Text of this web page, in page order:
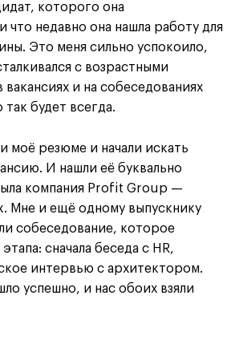
которого она
что недавно она нашла работу для
Это меня сильно успокоило,
с возрастными
и на собеседованиях
будет всегда.
моё резюме и начали искать
И нашли её буквально
компания Profit Group —
Мне и ещё одному выпускнику
собеседование, которое
сначала беседа с HR,
интервью с архитектором.
успешно, и нас обоих взяли